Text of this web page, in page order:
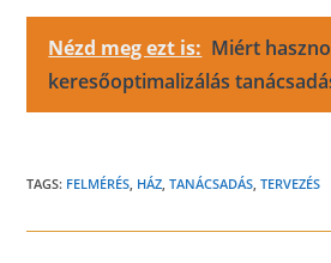
Nézd meg ezt is: Miért
keresőoptimalizálás
TAGS: FELMÉRÉS, HÁZ, TANÁCSADÁS, TERVEZÉS